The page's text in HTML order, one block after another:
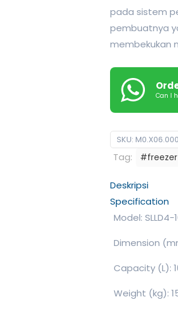
pada sistem
pembuatnya
membekukan
Can I
SKU:
Tag:
#freezer
Deskripsi
Specification
Model: SLLD4-
Dimension
Capacity (L):
Weight (kg):